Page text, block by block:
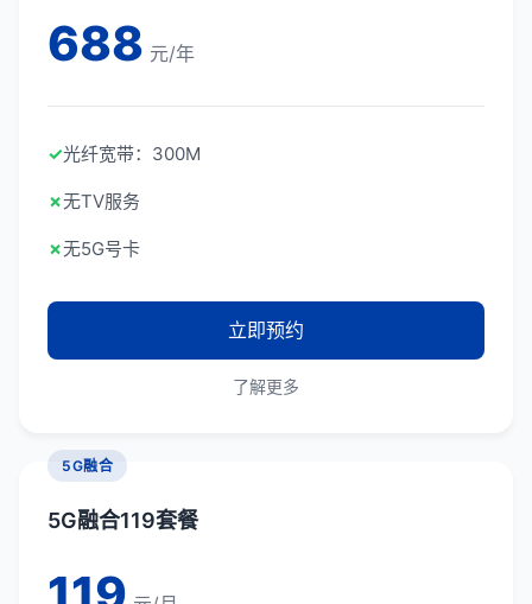
688 元/年
✓光纤宽带：300M
✗无TV服务
✗无5G号卡
立即预约
了解更多
5G融合
5G融合119套餐